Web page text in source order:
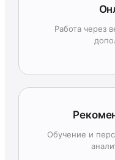
Работа через
Обучение и